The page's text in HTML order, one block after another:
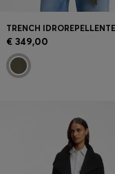
€ 349,00